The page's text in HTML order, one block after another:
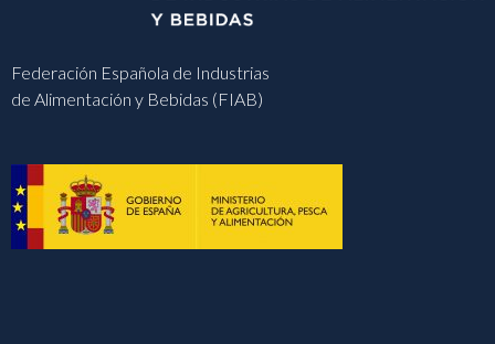
Federación Española de Industrias
de Alimentación y Bebidas (FIAB)